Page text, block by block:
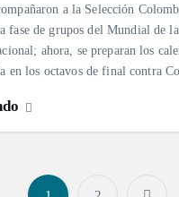
a la Selección
fase de grupos del Mundial de
ahora, se preparan los
en los octavos de final contra